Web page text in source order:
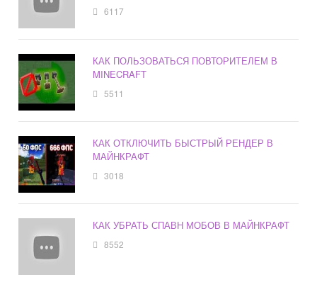
6117
КАК ПОЛЬЗОВАТЬСЯ ПОВТОРИТЕЛЕМ В
MINECRAFT
5511
КАК ОТКЛЮЧИТЬ БЫСТРЫЙ РЕНДЕР В
МАЙНКРАФТ
3018
КАК УБРАТЬ СПАВН МОБОВ В МАЙНКРАФТ
8552